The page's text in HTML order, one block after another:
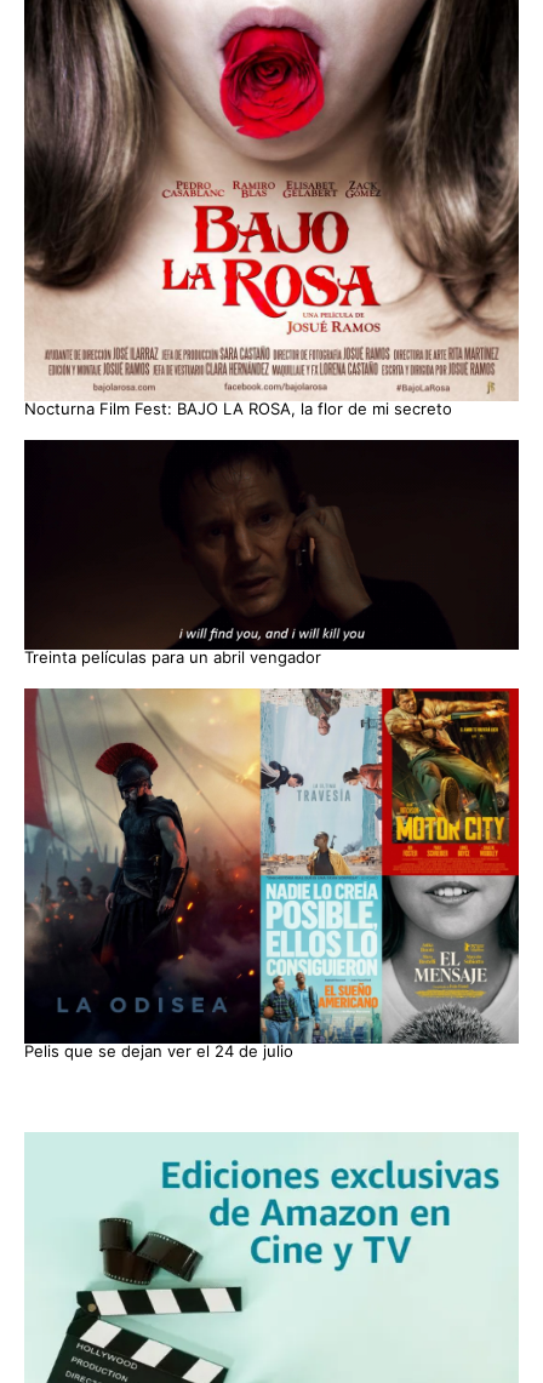
Nocturna Film Fest: BAJO LA ROSA, la flor de mi secreto
Treinta películas para un abril vengador
Pelis que se dejan ver el 24 de julio